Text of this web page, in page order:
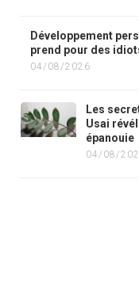
Développement
prend pour des
04/08/2026
Les
Usai
épanouie
04/08/